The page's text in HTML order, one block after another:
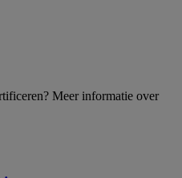
Meer informatie over